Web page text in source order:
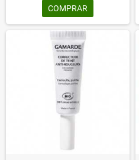
COMPRAR